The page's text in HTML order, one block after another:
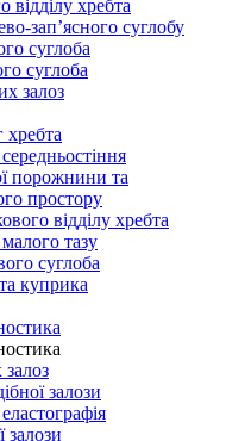
хребта
зап’ясного суглобу
суглоба
суглоба
залоз
хребта
порожнини та
простору
відділу хребта
тазу
суглоба
куприка
залози
залози